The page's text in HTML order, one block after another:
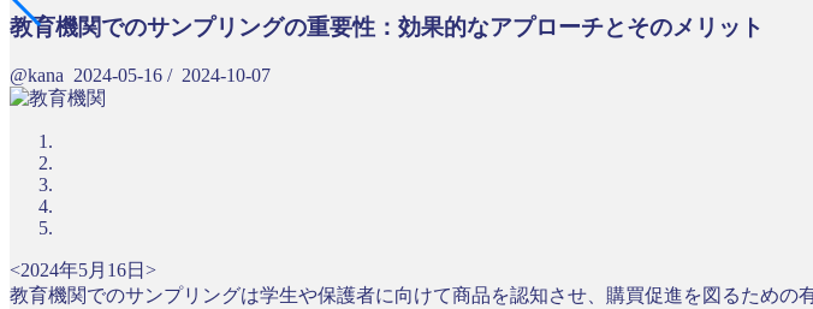
教育機関でのサンプリングの重要性：効果的なアプローチとそのメリット
@kana 2024-05-16 / 2024-10-07
<2024年5月16日>
教育機関でのサンプリングは学生や保護者に向けて商品を認知させ、購買促進を図るため